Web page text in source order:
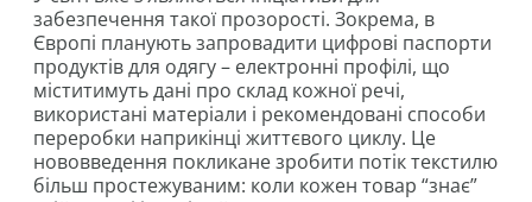
забезпечення такої прозорості. Зокрема, в
Європі планують запровадити цифрові паспорти
продуктів для одягу – електронні профілі, що
міститимуть дані про склад кожної речі,
використані матеріали і рекомендовані способи
переробки наприкінці життєвого циклу. Це
нововведення покликане зробити потік текстилю
більш простежуваним: коли кожен товар “знає”